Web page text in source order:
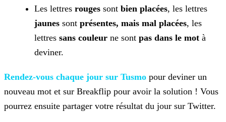
Les lettres rouges sont bien placées, les lettres
jaunes sont présentes, mais mal placées, les
lettres sans couleur ne sont pas dans le mot à
deviner.
Rendez-vous chaque jour sur Tusmo pour deviner un
nouveau mot et sur Breakflip pour avoir la solution ! Vous
pourrez ensuite partager votre résultat du jour sur Twitter.